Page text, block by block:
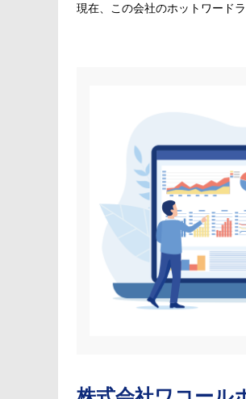
現在、この会社のホットワード